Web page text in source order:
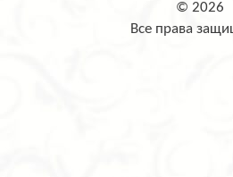
© 2026
Все права